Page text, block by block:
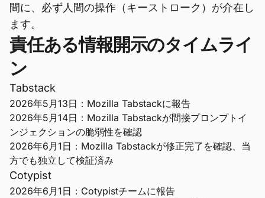
間に、必ず人間の操作（キーストローク）が介在し
ます。
責任ある情報開示のタイムライ
ン
Tabstack
2026年5月13日：Mozilla Tabstackに報告
2026年5月14日：Mozilla Tabstackが間接プロンプトイ
ンジェクションの脆弱性を確認
2026年6月1日：Mozilla Tabstackが修正完了を確認、当
方でも独立して検証済み
Cotypist
2026年6月1日：Cotypistチームに報告